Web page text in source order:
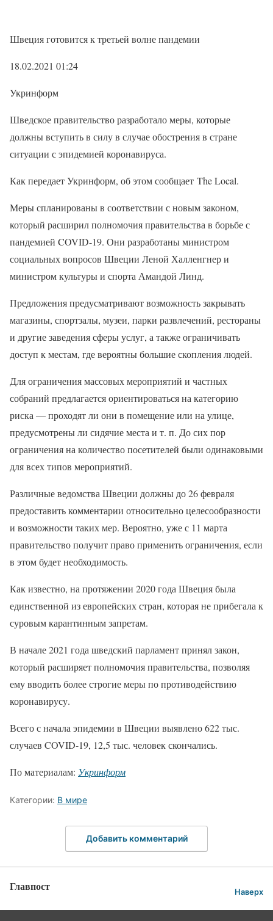
Швеция готовится к третьей волне пандемии
18.02.2021 01:24
Укринформ
Шведское правительство разработало меры, которые
должны вступить в силу в случае обострения в стране
ситуации с эпидемией коронавируса.
Как передает Укринформ, об этом сообщает The Local.
Меры спланированы в соответствии с новым законом,
который расширил полномочия правительства в борьбе с
пандемией COVID-19. Они разработаны министром
социальных вопросов Швеции Леной Халленгнер и
министром культуры и спорта Амандой Линд.
Предложения предусматривают возможность закрывать
магазины, спортзалы, музеи, парки развлечений, рестораны
и другие заведения сферы услуг, а также ограничивать
доступ к местам, где вероятны большие скопления людей.
Для ограничения массовых мероприятий и частных
собраний предлагается ориентироваться на категорию
риска — проходят ли они в помещение или на улице,
предусмотрены ли сидячие места и т. п. До сих пор
ограничения на количество посетителей были одинаковыми
для всех типов мероприятий.
Различные ведомства Швеции должны до 26 февраля
предоставить комментарии относительно целесообразности
и возможности таких мер. Вероятно, уже с 11 марта
правительство получит право применить ограничения, если
в этом будет необходимость.
Как известно, на протяжении 2020 года Швеция была
единственной из европейских стран, которая не прибегала к
суровым карантинным запретам.
В начале 2021 года шведский парламент принял закон,
который расширяет полномочия правительства, позволяя
ему вводить более строгие меры по противодействию
коронавирусу.
Всего с начала эпидемии в Швеции выявлено 622 тыс.
случаев COVID-19, 12,5 тыс. человек скончались.
По материалам: Укринформ
Категории: В мире
Добавить комментарий
Главпост Наверх